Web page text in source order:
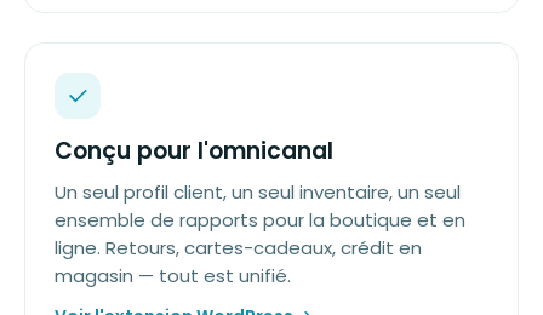
Conçu pour l'omnicanal
Un seul profil client, un seul inventaire, un seul
ensemble de rapports pour la boutique et en
ligne. Retours, cartes-cadeaux, crédit en
magasin — tout est unifié.